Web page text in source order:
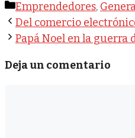
Categorías
Emprendedores,
Del comercio
Papá Noel en la guerra
Deja un comentario